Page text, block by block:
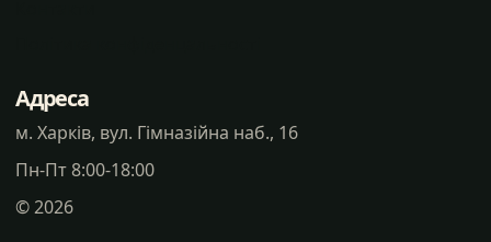
Адреса
м. Харків, вул. Гімназійна наб., 16
Пн-Пт 8:00-18:00
©2026